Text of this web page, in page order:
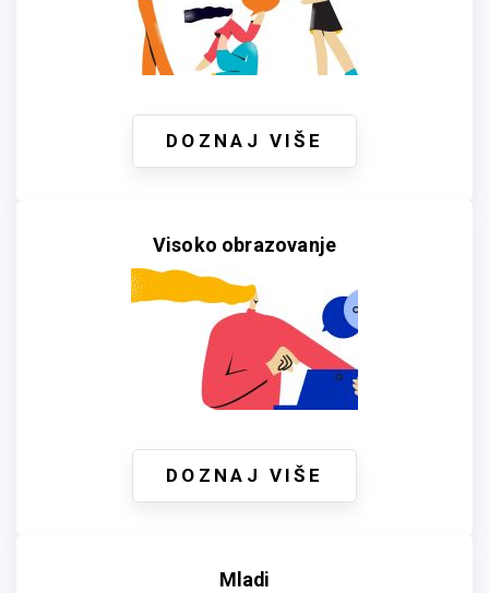
DOZNAJ VIŠE
Visoko obrazovanje
DOZNAJ VIŠE
Mladi